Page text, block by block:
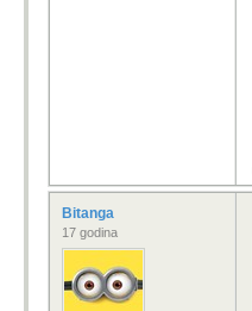
Bitanga
17 godina